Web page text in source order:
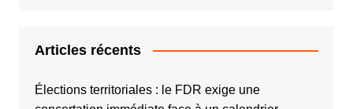
Articles récents
Élections territoriales : le FDR exige une